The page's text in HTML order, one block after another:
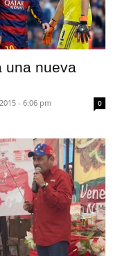
una nueva
- 6:06 pm 0